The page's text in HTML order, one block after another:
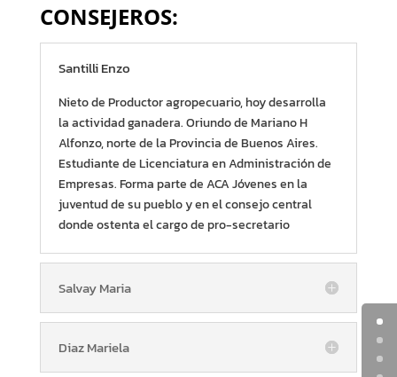
CONSEJEROS:
Santilli Enzo
Nieto de Productor agropecuario, hoy desarrolla
la actividad ganadera. Oriundo de Mariano H
Alfonzo, norte de la Provincia de Buenos Aires.
Estudiante de Licenciatura en Administración de
Empresas. Forma parte de ACA Jóvenes en la
juventud de su pueblo y en el consejo central
donde ostenta el cargo de pro-secretario
Salvay Maria
Diaz Mariela